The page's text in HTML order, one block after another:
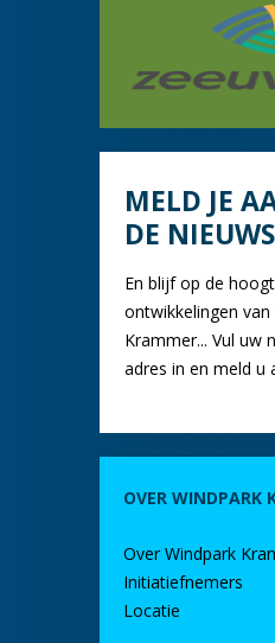
MELD JE
DE
En blijf op de
ontwikkelingen van
Krammer... Vul uw
adres in en meld u
OVER WINDPARK
Over Windpark
Initiatiefnemers
Locatie